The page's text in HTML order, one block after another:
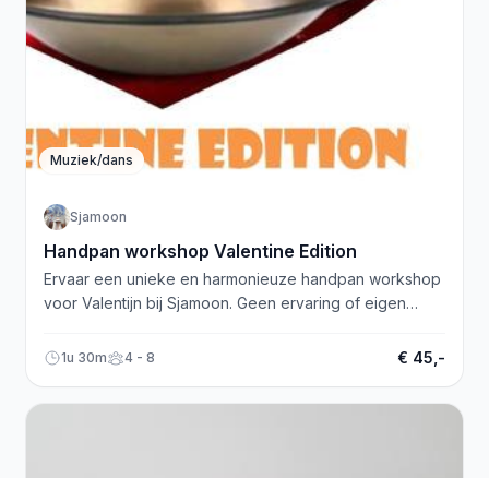
Muziek/dans
Sjamoon
Handpan workshop Valentine Edition
Ervaar een unieke en harmonieuze handpan workshop
voor Valentijn bij Sjamoon. Geen ervaring of eigen
1u 30m 4 - 8 € 45,-